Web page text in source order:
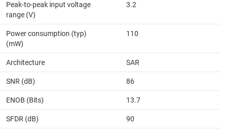
Peak-to-peak input voltage
range (V)
3.2
Power consumption (typ)
(mW)
110
Architecture SAR
SNR (dB) 86
ENOB (Bits) 13.7
SFDR (dB) 90